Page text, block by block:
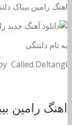
اهنگ رامین بیباک
به نام دلتنگی
Called Deltangi
اهنگ رامین